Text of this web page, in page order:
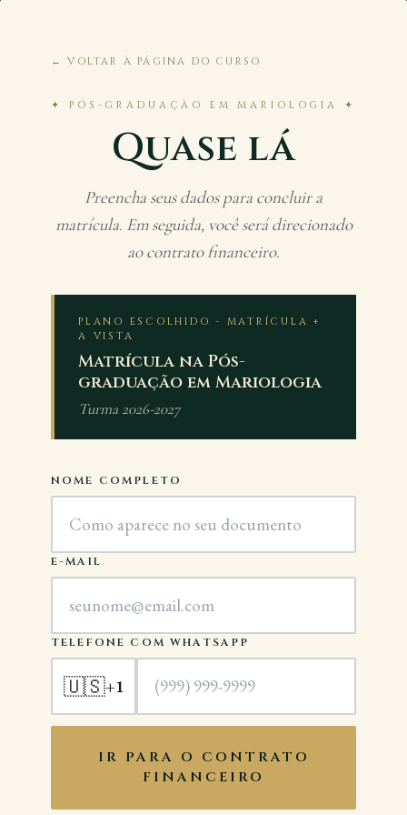
← VOLTAR À PÁGINA DO CURSO
✦ PÓS-GRADUAÇÃO EM MARIOLOGIA ✦
Quase lá
Preencha seus dados para concluir a
matrícula. Em seguida, você será direcionado
ao contrato financeiro.
PLANO ESCOLHIDO - MATRÍCULA +
A VISTA
Matrícula na Pós-
graduação em Mariologia
Turma 2026-2027
NOME COMPLETO
E-MAIL
TELEFONE COM WHATSAPP
🇺🇸+1
IR PARA O CONTRATO
FINANCEIRO